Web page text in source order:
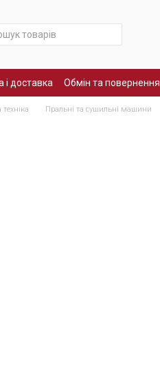
і доставка Обмін та повернення
Пральні та сушильні машини